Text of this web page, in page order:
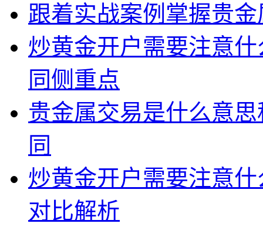
跟着实战案例掌握贵
炒黄金开户需要注意
同侧重点
贵金属交易是什么意
同
炒黄金开户需要注意
对比解析